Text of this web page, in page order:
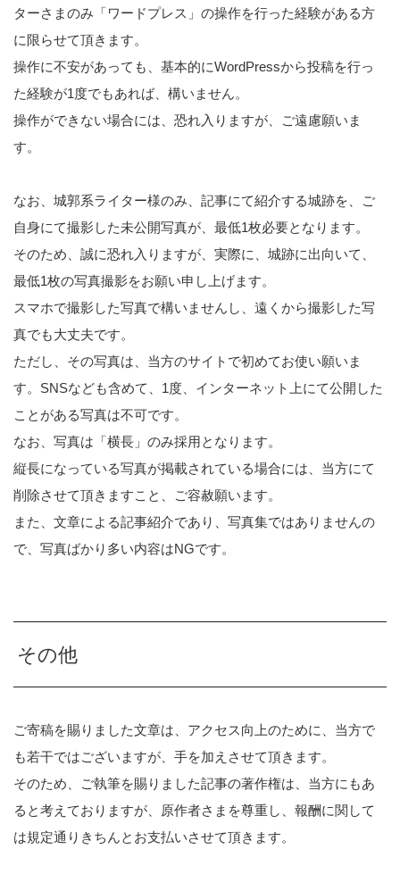
ターさまのみ「ワードプレス」の操作を行った経験がある方
に限らせて頂きます。
操作に不安があっても、基本的にWordPressから投稿を行っ
た経験が1度でもあれば、構いません。
操作ができない場合には、恐れ入りますが、ご遠慮願いま
す。
なお、城郭系ライター様のみ、記事にて紹介する城跡を、ご
自身にて撮影した未公開写真が、最低1枚必要となります。
そのため、誠に恐れ入りますが、実際に、城跡に出向いて、
最低1枚の写真撮影をお願い申し上げます。
スマホで撮影した写真で構いませんし、遠くから撮影した写
真でも大丈夫です。
ただし、その写真は、当方のサイトで初めてお使い願いま
す。SNSなども含めて、1度、インターネット上にて公開した
ことがある写真は不可です。
なお、写真は「横長」のみ採用となります。
縦長になっている写真が掲載されている場合には、当方にて
削除させて頂きますこと、ご容赦願います。
また、文章による記事紹介であり、写真集ではありませんの
で、写真ばかり多い内容はNGです。
その他
ご寄稿を賜りました文章は、アクセス向上のために、当方で
も若干ではございますが、手を加えさせて頂きます。
そのため、ご執筆を賜りました記事の著作権は、当方にもあ
ると考えておりますが、原作者さまを尊重し、報酬に関して
は規定通りきちんとお支払いさせて頂きます。